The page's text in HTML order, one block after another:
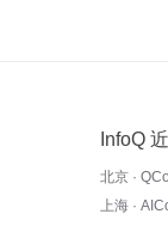
InfoQ
北京 ·
上海 ·